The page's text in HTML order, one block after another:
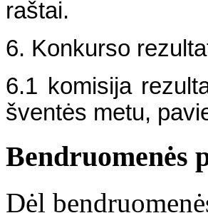
raštai.
6. Konkurso
6.1 komisija
šventės metu,
Bendruomenės
Dėl